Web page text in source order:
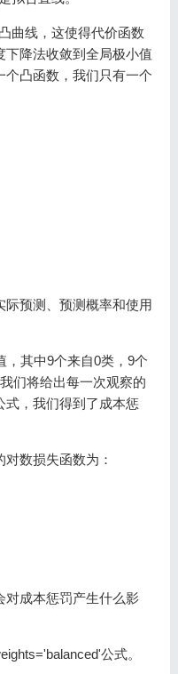
曲线，这使得代价函数
降法收敛到全局极小值
个凸函数，我们只有一个
预测、预测概率和使用
，其中9个来自0类，9个
们将给出每一次观察的
式，我们得到了成本惩
数损失函数为：
对成本惩罚产生什么影
公式。